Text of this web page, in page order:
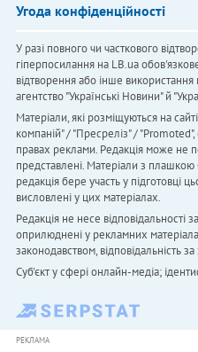
Угода конфіденційності
У разі повного чи часткового
гіперпосилання на LB.ua
відтворення або інше використання
агентство "Українськi Новини" й
Матеріали, які розміщуються на
компаній" / "Пресреліз" /
правах реклами. Редакція може не
представлені. Матеріали з
редакція бере участь у підготовці
висловлені у цих матеріалах.
Редакція не несе відповідальності
оприлюднені у рекламних
законодавством, відповідальність
Cуб'єкт у сфері онлайн-медіа;
РЕКЛАМА